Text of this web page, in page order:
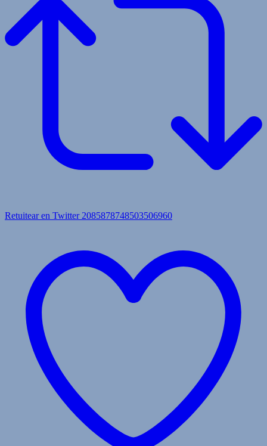
Retuitear en Twitter 2085878748503506960